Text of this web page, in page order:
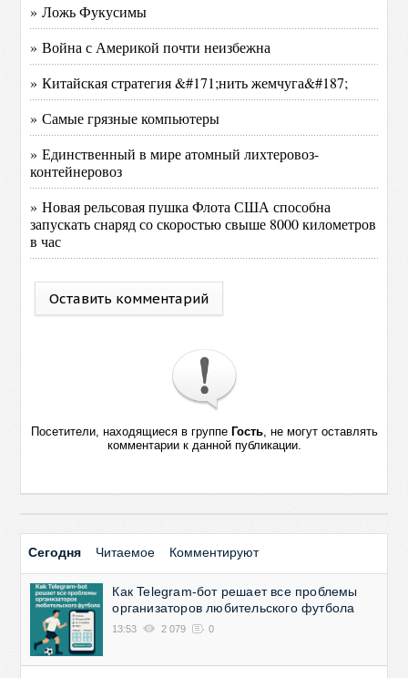
» Ложь Фукусимы
» Война с Америкой почти неизбежна
» Китайская стратегия &#171;нить жемчуга&#187;
» Самые грязные компьютеры
» Единственный в мире атомный лихтеровоз-
контейнеровоз
» Новая рельсовая пушка Флота США способна
запускать снаряд со скоростью свыше 8000 километров
в час
Оставить комментарий
Посетители, находящиеся в группе Гость, не могут оставлять
комментарии к данной публикации.
Сегодня Читаемое Комментируют
Как Telegram-бот решает все проблемы
организаторов любительского футбола
13:53 2 079 0